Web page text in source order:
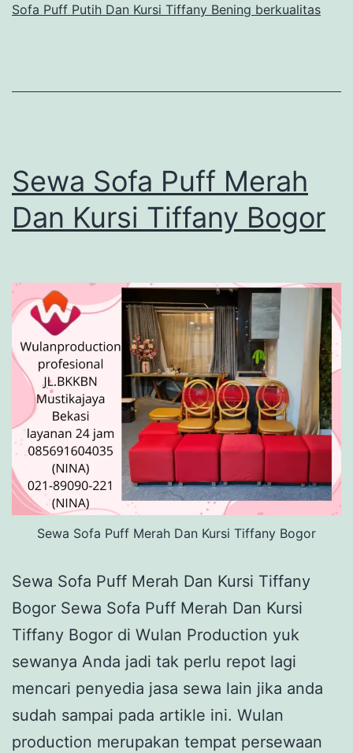
Sofa Puff Putih Dan Kursi Tiffany Bening berkualitas
Sewa Sofa Puff Merah
Dan Kursi Tiffany Bogor
Sewa Sofa Puff Merah Dan Kursi Tiffany Bogor
Sewa Sofa Puff Merah Dan Kursi Tiffany
Bogor Sewa Sofa Puff Merah Dan Kursi
Tiffany Bogor di Wulan Production yuk
sewanya Anda jadi tak perlu repot lagi
mencari penyedia jasa sewa lain jika anda
sudah sampai pada artikle ini. Wulan
production merupakan tempat persewaan